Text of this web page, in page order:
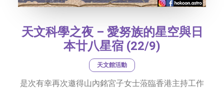
天文科學之夜 – 愛努族的星空與日
本廿八星宿 (22/9)
天文館活動
是次有幸再次邀得山內銘宮子女士蒞臨香港主持工作